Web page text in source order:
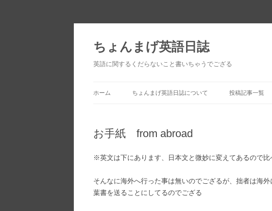
ちょんまげ英語日誌
英語に関するくだらないこと書いちゃうでござる
ホーム ちょんまげ英語日誌について 投稿記事一覧
お手紙 from abroad
※英文は下にあります、日本文と微妙に変えてあるので
そんなに海外へ行った事は無いのでござるが、拙者は海
葉書を送ることにしてるのでござる